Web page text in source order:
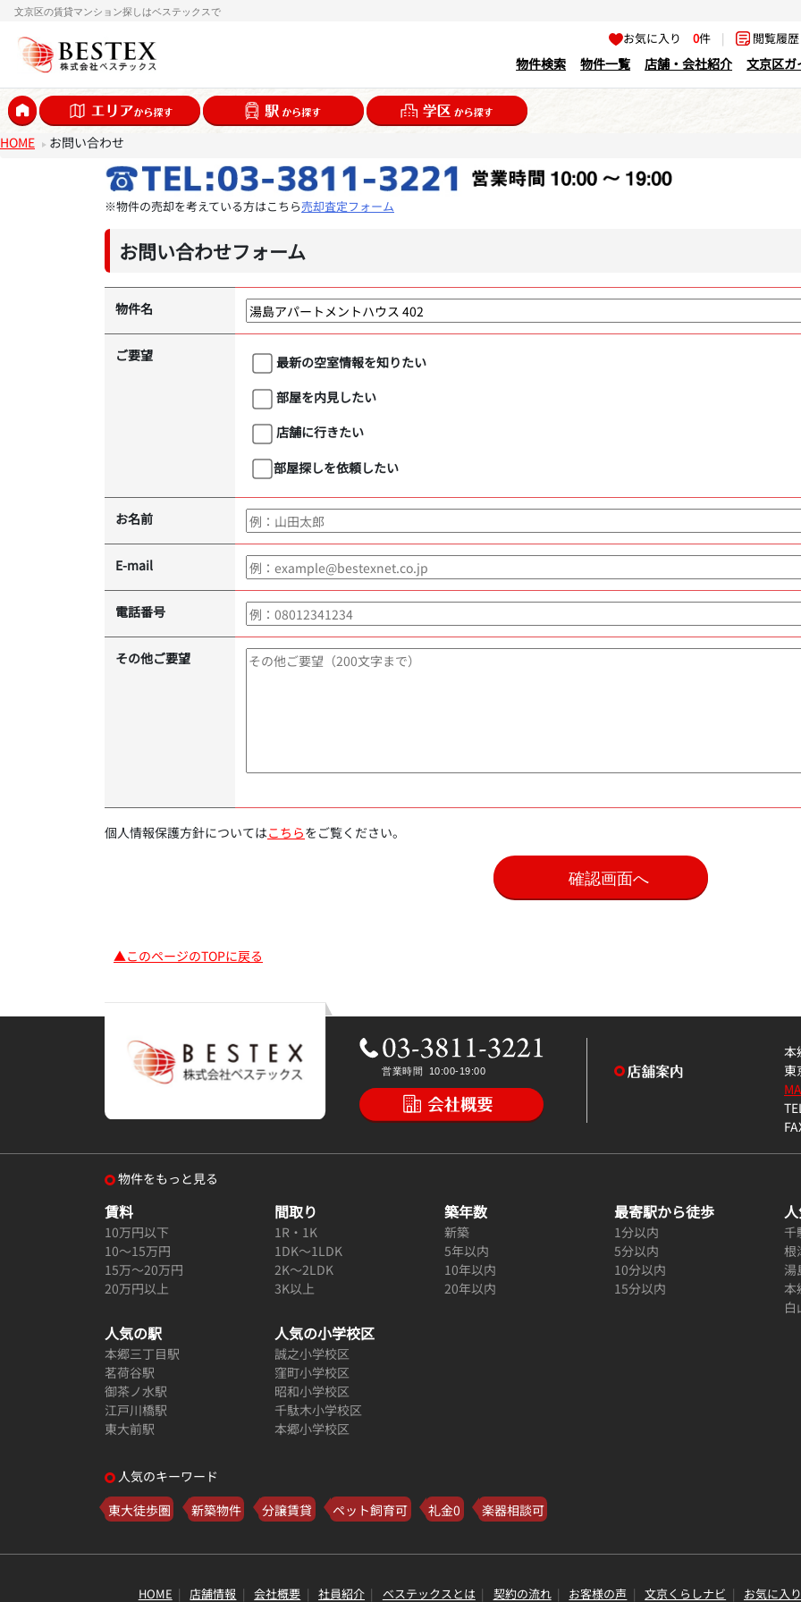
文京区の賃貸マンション探しはベステックスで
お気に入り0件 | 閲覧履
物件検索 物件一覧 店舗・会社紹介 文京区ガ
HOME お問い合わせ
※物件の売却を考えている方はこちら売却査定フォーム
お問い合わせフォーム
物件名
ご要望
最新の空室情報を知りたい
部屋を内見したい
店舗に行きたい
部屋探しを依頼したい
お名前
E-mail
電話番号
その他ご要望
個人情報保護方針についてはこちらをご覧ください。
▲このページのTOPに戻る
本
東
物件をもっと見る
賃料
10万円以下
10～15万円
15万～20万円
20万円以上
間取り
1R・1K
1DK～1LDK
2K～2LDK
3K以上
築年数
新築
5年以内
10年以内
20年以内
最寄駅から徒歩
1分以内
5分以内
10分以内
15分以内
千
根
湯
本
白
人気の駅
本郷三丁目駅
茗荷谷駅
御茶ノ水駅
江戸川橋駅
東大前駅
人気の小学校区
誠之小学校区
窪町小学校区
昭和小学校区
千駄木小学校区
本郷小学校区
人気のキーワード
東大徒歩圏
新築物件 分譲賃貸 ペット飼育可 礼金0 楽器相談可
HOME 店舗情報 会社概要 社員紹介 ベステックスとは 契約の流れ お客様の声 文京くらしナビ お気に入